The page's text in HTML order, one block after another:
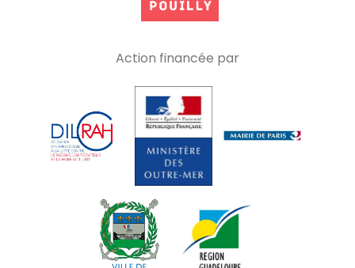
Action financée par